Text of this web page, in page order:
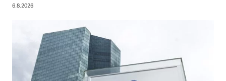
6.8.2026